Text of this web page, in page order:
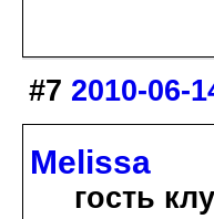
#7 2010-06-
Melissa
гость